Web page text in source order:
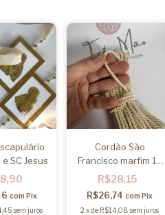
SC Jesus
com Pix
sem juros
Cordão São
Francisco marfim 10
metros
R$28,15
R$26,74 com Pix
2 xde R$14,08 sem juros